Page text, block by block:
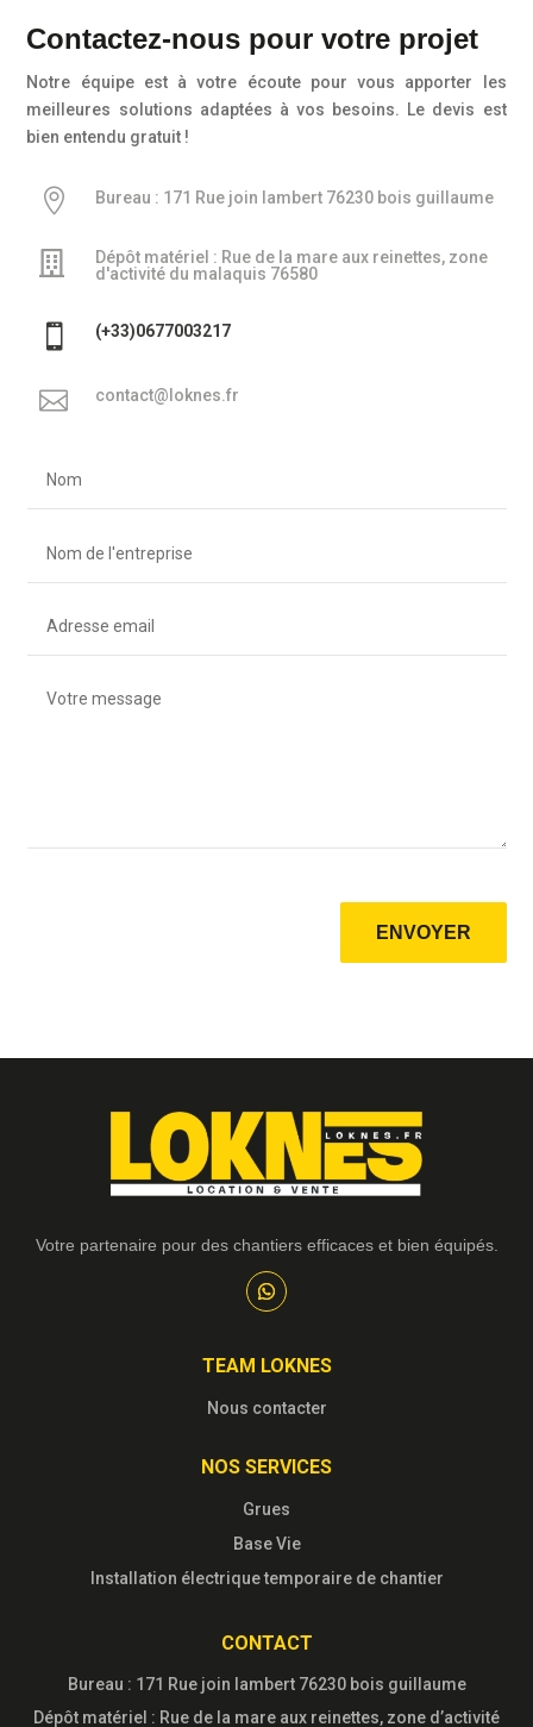
Contactez-nous pour votre projet
Notre équipe est à votre écoute pour vous apporter les
meilleures solutions adaptées à vos besoins. Le devis est
bien entendu gratuit !
 Bureau : 171 Rue join lambert 76230 bois guillaume

Dépôt matériel : Rue de la mare aux reinettes, zone
d'activité du malaquis 76580
 (+33)0677003217
 contact@loknes.fr
ENVOYER
Votre partenaire pour des chantiers efficaces et bien équipés.
TEAM LOKNES
Nous contacter
NOS SERVICES
Grues
Base Vie
Installation électrique temporaire de chantier
CONTACT
Bureau : 171 Rue join lambert 76230 bois guillaume
Dépôt matériel : Rue de la mare aux reinettes, zone d’activité